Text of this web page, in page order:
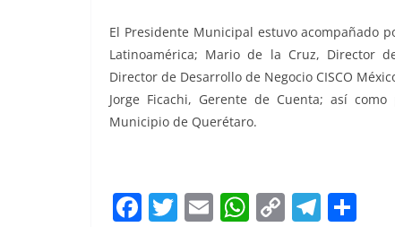
El Presidente Municipal estuvo acompañado
Latinoamérica; Mario de la Cruz, Director
Director de Desarrollo de Negocio CISCO
Jorge Ficachi, Gerente de Cuenta; así
Municipio de Querétaro.
F T E W C T